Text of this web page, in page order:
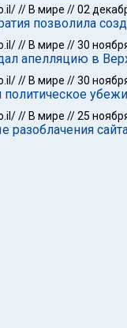
// В мире //02
позволила
// В мире //30
апелляцию в
// В мире //30
// В мире //25
разоблачения